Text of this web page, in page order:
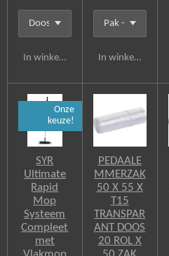
In winkelwagen In winkelwagen
Onze
keuze!
SYR
Ultimate
Rapid
Mop
Systeem
Compleet
met
PEDAALE
MMERZAK
50 X 55 X
T15
TRANSPAR
ANT DOOS
20 ROL X